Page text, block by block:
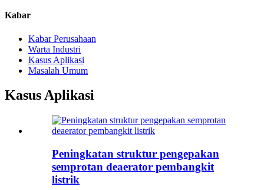
Kabar
Kabar Perusahaan
Warta Industri
Kasus Aplikasi
Masalah Umum
Kasus Aplikasi
Peningkatan struktur pengepakan
semprotan deaerator pembangkit
listrik